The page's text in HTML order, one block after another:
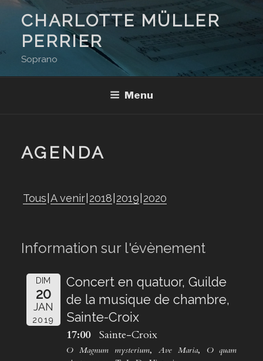
Aller
contenu
principal
CHARLOTTE MÜLLER
PERRIER
Soprano
Menu
AGENDA
Tous A venir 2018 2019 2020
Information sur l'évènement
DIM
20
JAN
2019
Concert en quatuor, Guilde
de la musique de chambre,
Sainte-Croix
17:00 Sainte-Croix
O Magnum mysterium, Ave Maria, O quam